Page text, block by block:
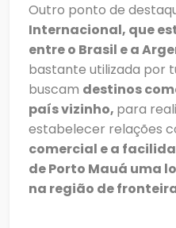
Outro ponto de
Internacional, que
entre o Brasil e a
bastante utilizada por
buscam destinos
país vizinho, para
estabelecer relações
comercial e a
de Porto Mauá uma
na região de